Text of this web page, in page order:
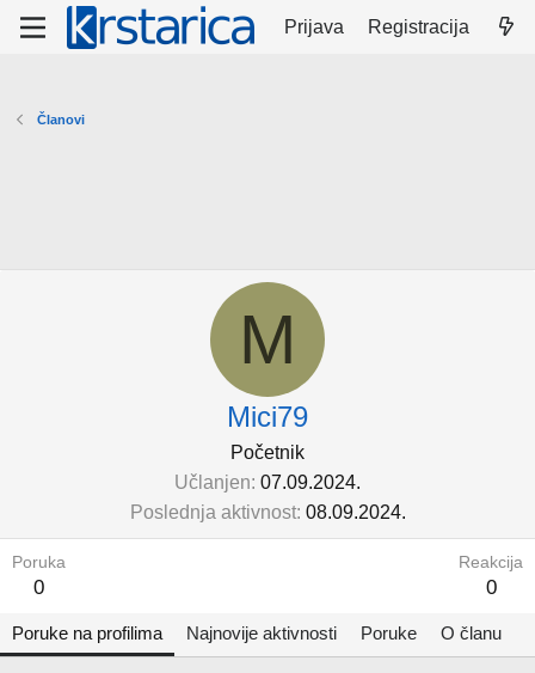
Prijava Registracija
Članovi
M
Mici79
Početnik
Učlanjen 07.09.2024.
Poslednja aktivnost 08.09.2024.
Poruka
0
Reakcija
0
Poruke na profilima Najnovije aktivnosti Poruke O članu